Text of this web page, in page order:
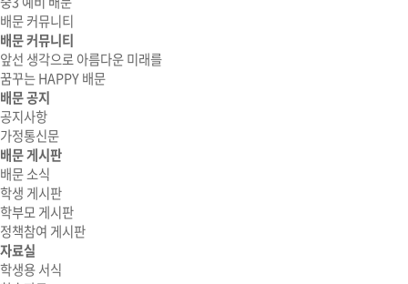
배문 커뮤니티
배문 커뮤니티
앞선 생각으로 아름다운 미래를
꿈꾸는 HAPPY 배문
배문 공지
공지사항
가정통신문
배문 게시판
배문 소식
학생 게시판
학부모 게시판
정책참여 게시판
자료실
학생용 서식